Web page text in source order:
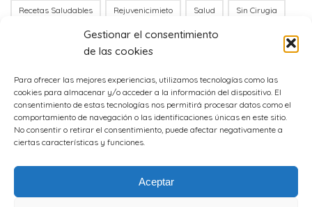
Gestionar el consentimiento
de las cookies
Para ofrecer las mejores experiencias, utilizamos tecnologías como las
cookies para almacenar y/o acceder a la información del dispositivo. El
consentimiento de estas tecnologías nos permitirá procesar datos como el
comportamiento de navegación o las identificaciones únicas en este sitio.
No consentir o retirar el consentimiento, puede afectar negativamente a
ciertas características y funciones.
Aceptar
Recetas Saludables Rejuvenicimieto Salud Sin Cirugia
Tóxico Túnel Carpiano